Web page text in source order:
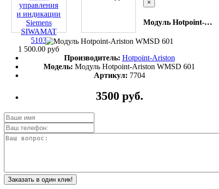
управления
и индикации
Siemens
SIWAMAT
5103
1 500.00 руб
×
Модуль Hotpoint-Ariston WMSD 601
Производитель: Hotpoint-Ariston
Модель: Модуль Hotpoint-Ariston WMSD 601
Артикул: 7704
3500 руб.
Заказать в один клик!